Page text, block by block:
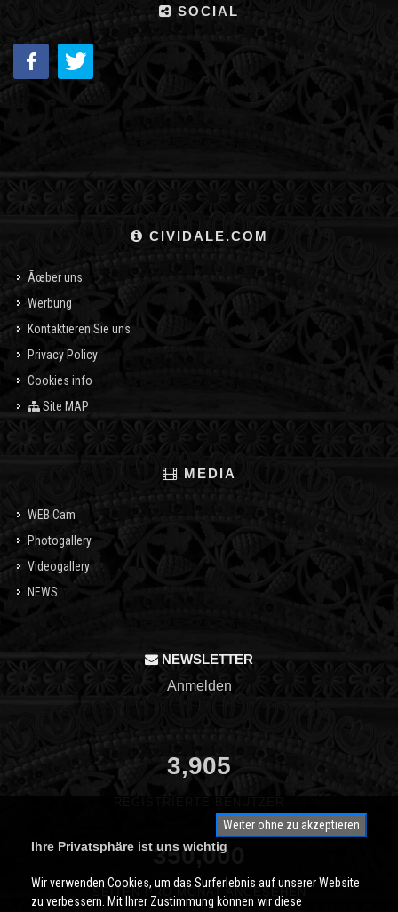
SOCIAL
CIVIDALE.COM
Ãœber uns
Werbung
Kontaktieren Sie uns
Privacy Policy
Cookies info
Site MAP
MEDIA
WEB Cam
Photogallery
Videogallery
NEWS
NEWSLETTER
Anmelden
3,905
350,000
SEITEN PRO MONAT ANGESEHEN
Weiter ohne zu akzeptieren
Ihre Privatsphäre ist uns wichtig
Wir verwenden Cookies, um das Surferlebnis auf unserer Website
zu verbessern. Mit Ihrer Zustimmung können wir diese